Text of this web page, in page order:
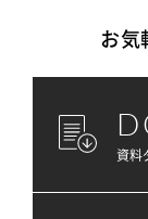
お気
資料